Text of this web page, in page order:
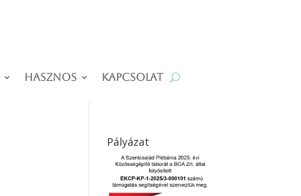
Hasznos Kapcsolat
Pályázat